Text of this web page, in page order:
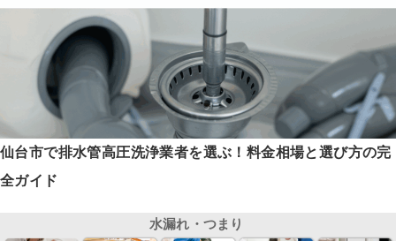
仙台市で排水管高圧洗浄業者を選ぶ！料金相場と選び方の完
全ガイド
水漏れ・つまり